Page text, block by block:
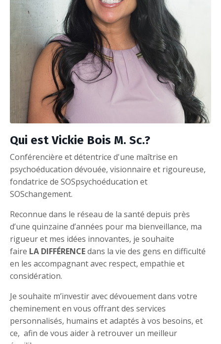
Qui est Vickie Bois M. Sc.?
Conférencière et détentrice d'une maîtrise en
psychoéducation dévouée, visionnaire et rigoureuse,
fondatrice de SOSpsychoéducation et
SOSchangement.
Reconnue dans le réseau de la santé depuis près
d’une quinzaine d’années pour ma bienveillance, ma
rigueur et mes idées innovantes, je souhaite
faire LA DIFFÉRENCEdans la vie des gens en difficulté
en les accompagnant avec respect, empathie et
considération.
Je souhaite m’investir avec dévouement dans votre
cheminement en vous offrant des services
personnalisés, humains et adaptés à vos besoins, et
ce, afin de vous aider à retrouver un meilleur